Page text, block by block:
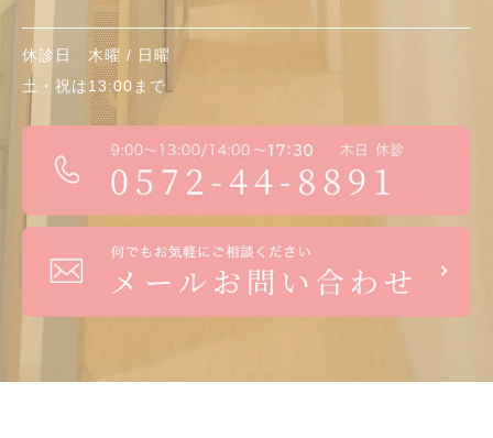
休診日 木曜 / 日曜
土・祝は13:00まで